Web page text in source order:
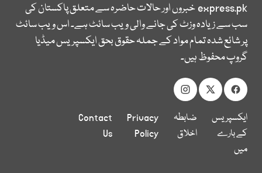
express.pkخبروں اور حالات حاضرہ سے متعلق پاکستان کی
سب سے زیادہ وزٹ کی جانے والی ویب سائٹ ہے۔ اس ویب سائٹ
پر شائع شدہ تمام مواد کے جملہ حقوق بحق ایکسپریس میڈیا
گروپ محفوظ ہیں۔
ایکسپریس
کے بارے
میں
ضابطہ
اخلاق
Privacy
Policy
Contact
Us